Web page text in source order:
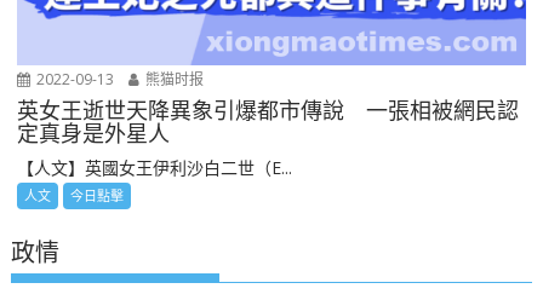
2022-09-13 熊猫时报
英女王逝世天降異象引爆都市傳說 一張相被網民認
定真身是外星人
【人文】英國女王伊利沙白二世（E...
人文 今日點擊
政情